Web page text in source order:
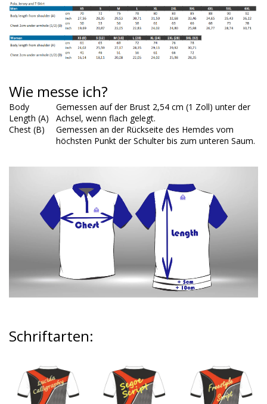
Wie messe ich?
Body
Length (A)
Gemessen auf der Brust 2,54 cm (1 Zoll) unter der
Achsel, wenn flach gelegt.
Chest (B)
Gemessen an der Rückseite des Hemdes vom
höchsten Punkt der Schulter bis zum unteren Saum.
Schriftarten: